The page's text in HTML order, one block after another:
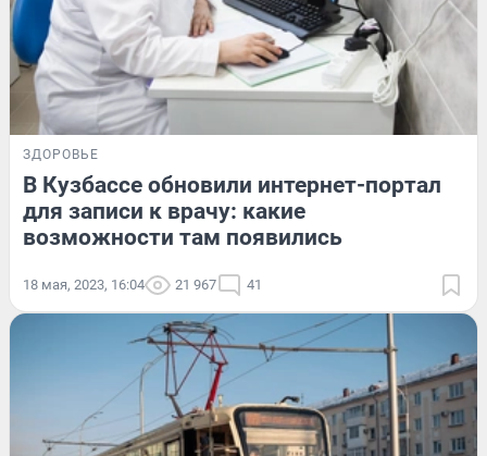
ЗДОРОВЬЕ
В Кузбассе обновили интернет-портал
для записи к врачу: какие
возможности там появились
18 мая, 2023, 16:04 21 967 41